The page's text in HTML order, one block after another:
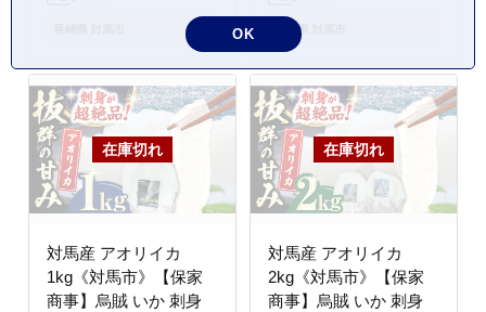
長崎県 対馬市
対馬産 アオリイカ
1kg《対馬市》【保家
商事】烏賊 いか 刺身
対馬産 アオリイカ
2kg《対馬市》【保家
商事】烏賊 いか 刺身
OK